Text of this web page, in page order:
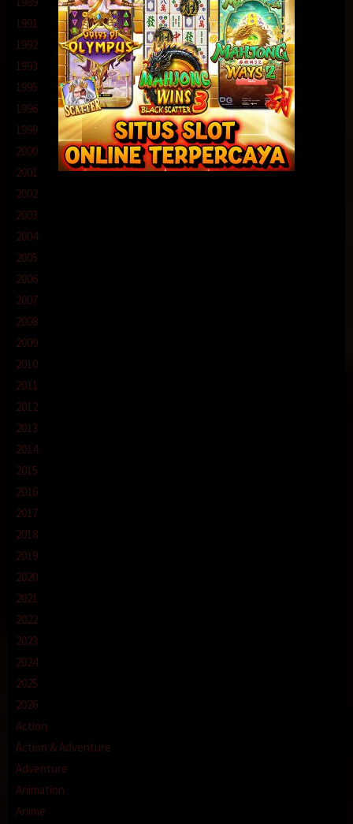
1991
1992
1993
1995
1996
1999
2000
2001
2002
2003
2004
2005
2006
2007
2008
2009
2010
2011
2012
2013
2014
2015
2016
2017
2018
2019
2020
2021
2022
2023
2024
2025
2026
Action
Action & Adventure
Adventure
Animation
Anime